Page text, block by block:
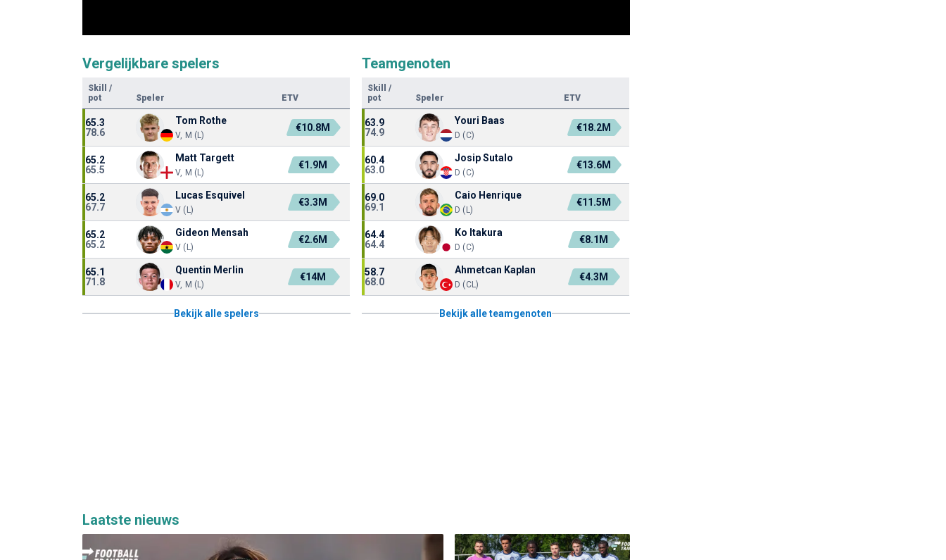
Vergelijkbare spelers
Skill
/
pot
Speler ETV
65.3
78.6
Tom Rothe
V, M (L)
€10.8M
65.2
65.5
Matt Targett
V, M (L)
€1.9M
65.2
67.7
Lucas Esquivel
V (L)
€3.3M
65.2
65.2
Gideon Mensah
V (L)
€2.6M
65.1
71.8
Quentin Merlin
V, M (L)
€14M
Bekijk alle spelers
Teamgenoten
Skill
/
pot
Speler ETV
63.9
74.9
Youri Baas
D (C)
€18.2M
60.4
63.0
Josip Sutalo
D (C)
€13.6M
69.0
69.1
Caio Henrique
D (L)
€11.5M
64.4
64.4
Ko Itakura
D (C)
€8.1M
58.7
68.0
Ahmetcan Kaplan
D (CL)
€4.3M
Bekijk alle teamgenoten
Laatste nieuws